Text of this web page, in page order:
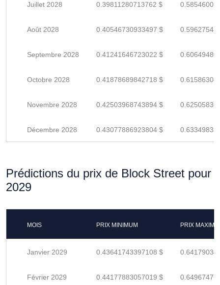
Juillet 2028 0.39811280713762 $
Août 2028 0.40546730933497 $
Septembre 2028 0.41241646723022 $
Octobre 2028 0.41878689842718 $
Novembre 2028 0.42503968743894 $
Décembre 2028 0.43077886923804 $
Prédictions du prix de Block Street pour
2029
MOIS PRIX MINIMUM PRIX
Janvier 2029 0.43641743397108 $
Février 2029 0.44177883057019 $